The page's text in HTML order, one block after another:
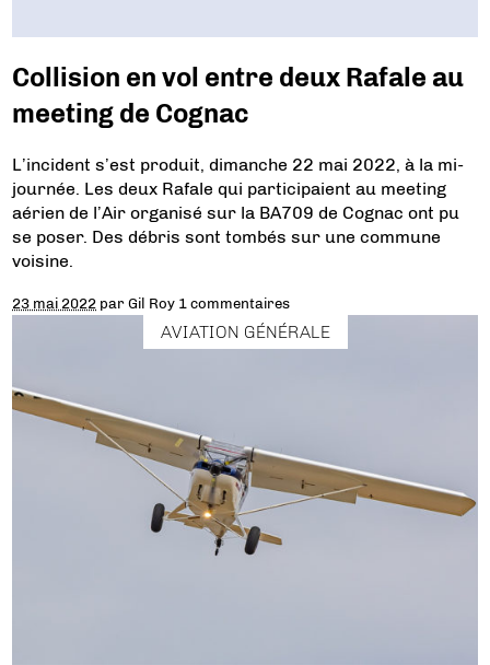
Collision en vol entre deux Rafale au
meeting de Cognac
L’incident s’est produit, dimanche 22 mai 2022, à la mi-
journée. Les deux Rafale qui participaient au meeting
aérien de l’Air organisé sur la BA709 de Cognac ont pu
se poser. Des débris sont tombés sur une commune
voisine.
23 mai 2022 parGil Roy 1 commentaires
AVIATION GÉNÉRALE